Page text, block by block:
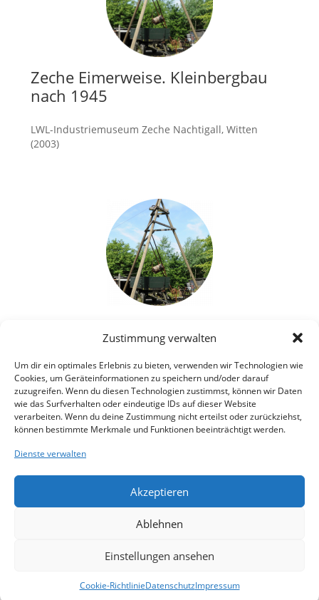
Zustimmung verwalten
Um dir ein optimales Erlebnis zu bieten, verwenden wir Technologien wie
Cookies, um Geräteinformationen zu speichern und/oder darauf
zuzugreifen. Wenn du diesen Technologien zustimmst, können wir Daten
wie das Surfverhalten oder eindeutige IDs auf dieser Website
verarbeiten. Wenn du deine Zustimmung nicht erteilst oder zurückziehst,
können bestimmte Merkmale und Funktionen beeinträchtigt werden.
Dienste verwalten
Akzeptieren
Ablehnen
Einstellungen ansehen
Cookie-RichtlinieDatenschutzImpressum
Zeche Eimerweise. Kleinbergbau
nach 1945
LWL-Industriemuseum Zeche Nachtigall, Witten
(2003)
nach 1945 (Dauerausstellung)
Auftraggeber: LWL-Industriemuseum Zeche
Nachtigall, Witten (2003)
mehr
[Zurück]